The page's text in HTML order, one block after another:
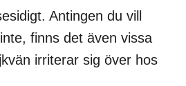
Antingen du vill
finns det även vissa
irriterar sig över hos